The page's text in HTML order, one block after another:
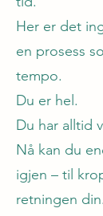
Her er det
en prosess
tempo.
Du er hel.
Du har alltid
Nå kan du
igjen – til
retningen din.